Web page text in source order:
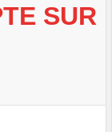
SUR